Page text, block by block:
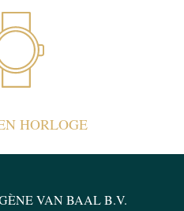
HORLOGE
VAN BAAL B.V.